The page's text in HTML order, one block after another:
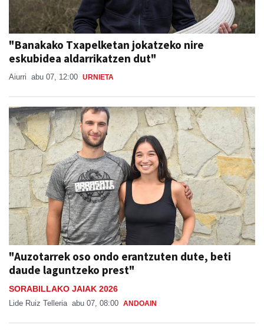
"Banakako Txapelketan jokatzeko nire
eskubidea aldarrikatzen dut"
Aiurri abu 07, 12:00 URNIETA
"Auzotarrek oso ondo erantzuten dute, beti
daude laguntzeko prest"
SORABILLAKO JAIAK 2026
Lide Ruiz Telleria abu 07, 08:00 ANDOAIN